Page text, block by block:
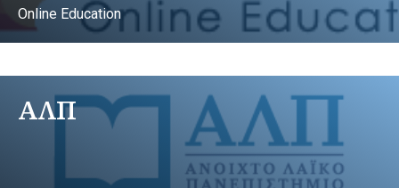
Online Education
ΑΛΠ